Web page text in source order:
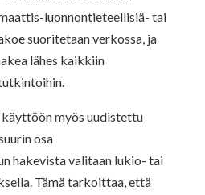
luonnontieteellisiä- tai
suoritetaan verkossa, ja
lähes kaikkiin
myös uudistettu
osa
hakevista valitaan lukio- tai
Tämä tarkoittaa, että